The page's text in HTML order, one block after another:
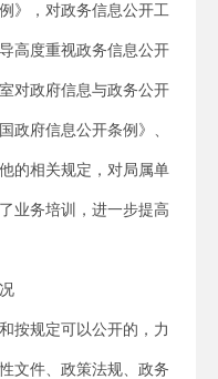
》，对政务信息公开工
高度重视政务信息公开
对政府信息与政务公开
政府信息公开条例》、
的相关规定，对局属单
业务培训，进一步提高
按规定可以公开的，力
文件、政策法规、政务